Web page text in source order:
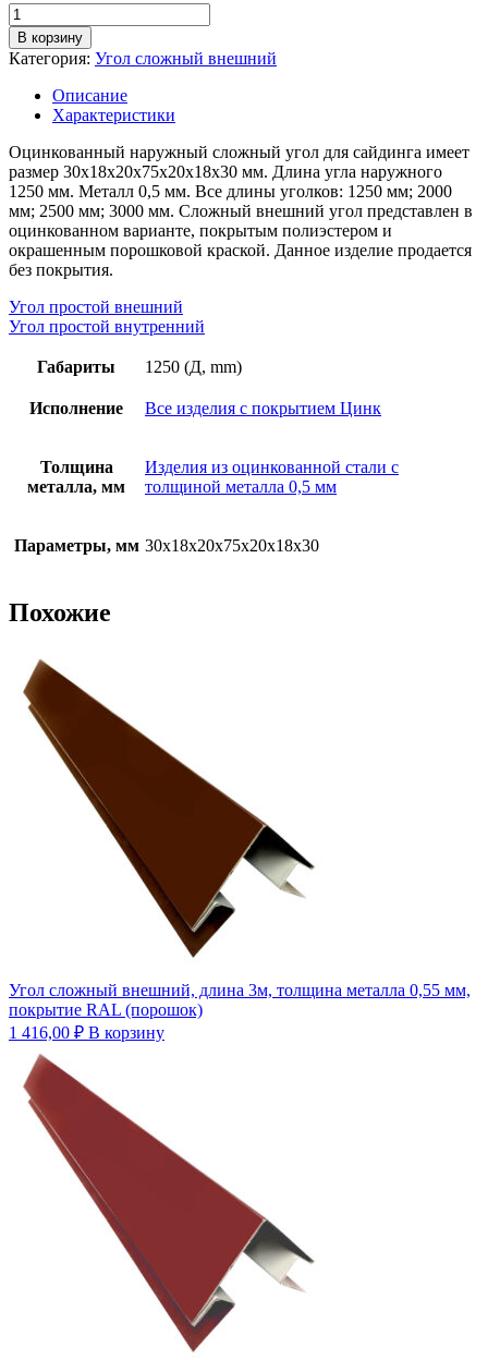
Количество
товара
Угол
сложный
внешний,
длина
1,25м,
толщина
металла
0,5
мм,
цинк
В корзину
Категория: Угол сложный внешний
Описание
Характеристики
Оцинкованный наружный сложный угол для сайдинга имеет
размер 30х18х20х75х20х18х30 мм. Длина угла наружного
1250 мм. Металл 0,5 мм. Все длины уголков: 1250 мм; 2000
мм; 2500 мм; 3000 мм. Сложный внешний угол представлен в
оцинкованном варианте, покрытым полиэстером и
окрашенным порошковой краской. Данное изделие продается
без покрытия.
Угол простой внешний
Угол простой внутренний
Габариты 1250 (Д, mm)
Исполнение Все изделия с покрытием Цинк
Толщина
металла, мм
Изделия из оцинкованной стали с
толщиной металла 0,5 мм
Параметры, мм 30х18х20х75х20х18х30
Похожие
Угол сложный внешний, длина 3м, толщина металла 0,55 мм,
покрытие RAL (порошок)
1 416,00 ₽ В корзину